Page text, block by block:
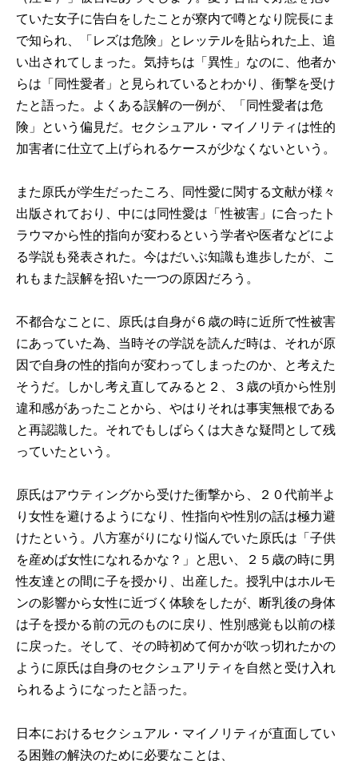
ていた女子に告白をしたことが寮内で噂となり院長にま
で知られ、「レズは危険」とレッテルを貼られた上、追
い出されてしまった。気持ちは「異性」なのに、他者か
らは「同性愛者」と見られているとわかり、衝撃を受け
たと語った。よくある誤解の一例が、「同性愛者は危
険」という偏見だ。セクシュアル・マイノリティは性的
加害者に仕立て上げられるケースが少なくないという。
また原氏が学生だったころ、同性愛に関する文献が様々
出版されており、中には同性愛は「性被害」に合ったト
ラウマから性的指向が変わるという学者や医者などによ
る学説も発表された。今はだいぶ知識も進歩したが、こ
れもまた誤解を招いた一つの原因だろう。
不都合なことに、原氏は自身が６歳の時に近所で性被害
にあっていた為、当時その学説を読んだ時は、それが原
因で自身の性的指向が変わってしまったのか、と考えた
そうだ。しかし考え直してみると２、３歳の頃から性別
違和感があったことから、やはりそれは事実無根である
と再認識した。それでもしばらくは大きな疑問として残
っていたという。
原氏はアウティングから受けた衝撃から、２０代前半よ
り女性を避けるようになり、性指向や性別の話は極力避
けたという。八方塞がりになり悩んでいた原氏は「子供
を産めば女性になれるかな？」と思い、２５歳の時に男
性友達との間に子を授かり、出産した。授乳中はホルモ
ンの影響から女性に近づく体験をしたが、断乳後の身体
は子を授かる前の元のものに戻り、性別感覚も以前の様
に戻った。そして、その時初めて何かが吹っ切れたかの
ように原氏は自身のセクシュアリティを自然と受け入れ
られるようになったと語った。
日本におけるセクシュアル・マイノリティが直面してい
る困難の解決のために必要なことは、